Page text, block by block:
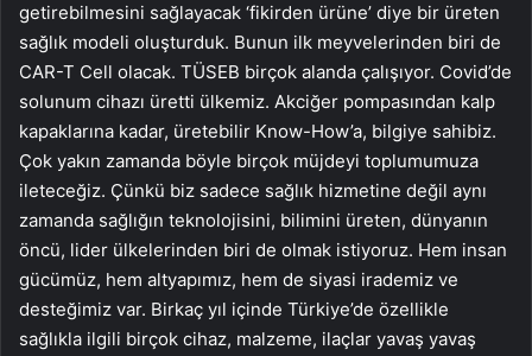
getirebilmesini sağlayacak ‘fikirden ürüne’ diye bir üreten
sağlık modeli oluşturduk. Bunun ilk meyvelerinden biri de
CAR-T Cell olacak. TÜSEB birçok alanda çalışıyor. Covid’de
solunum cihazı üretti ülkemiz. Akciğer pompasından kalp
kapaklarına kadar, üretebilir Know-How’a, bilgiye sahibiz.
Çok yakın zamanda böyle birçok müjdeyi toplumumuza
ileteceğiz. Çünkü biz sadece sağlık hizmetine değil aynı
zamanda sağlığın teknolojisini, bilimini üreten, dünyanın
öncü, lider ülkelerinden biri de olmak istiyoruz. Hem insan
gücümüz, hem altyapımız, hem de siyasi irademiz ve
desteğimiz var. Birkaç yıl içinde Türkiye’de özellikle
sağlıkla ilgili birçok cihaz, malzeme, ilaçlar yavaş yavaş